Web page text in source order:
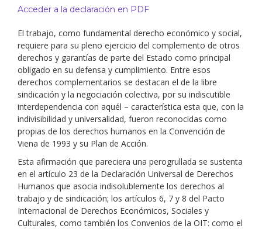
Acceder a la declaración en PDF
El trabajo, como fundamental derecho económico y social,
requiere para su pleno ejercicio del complemento de otros
derechos y garantías de parte del Estado como principal
obligado en su defensa y cumplimiento. Entre esos
derechos complementarios se destacan el de la libre
sindicación y la negociación colectiva, por su indiscutible
interdependencia con aquél – característica esta que, con la
indivisibilidad y universalidad, fueron reconocidas como
propias de los derechos humanos en la Convención de
Viena de 1993 y su Plan de Acción.
Esta afirmación que pareciera una perogrullada se sustenta
en el artículo 23 de la Declaración Universal de Derechos
Humanos que asocia indisolublemente los derechos al
trabajo y de sindicación; los artículos 6, 7 y 8 del Pacto
Internacional de Derechos Económicos, Sociales y
Culturales, como también los Convenios de la OIT: como el